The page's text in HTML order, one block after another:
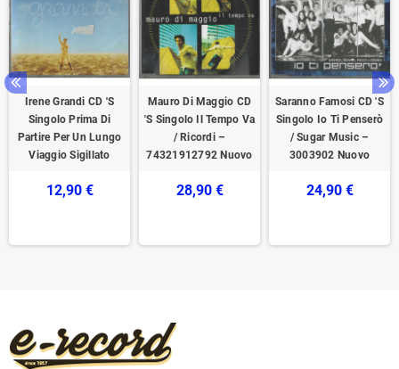
Irene Grandi CD 'S
Singolo Prima Di
Partire Per Un Lungo
Viaggio Sigillato
12,90 €
Mauro Di Maggio CD
'S Singolo Il Tempo Va
/ Ricordi –
74321912792 Nuovo
28,90 €
Saranno Famosi CD 'S
Singolo Io Ti Penserò
/ Sugar Music –
3003902 Nuovo
24,90 €